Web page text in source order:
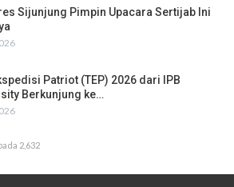
Sijunjung Pimpin Upacara Sertijab Ini
Patriot (TEP) 2026 dari IPB
Berkunjung ke…
2,632